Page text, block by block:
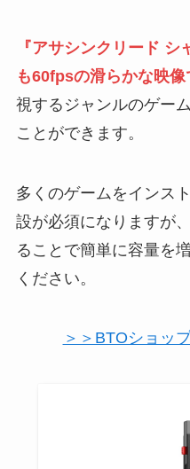
『アサシンクリード
も60fpsの滑らかな映像
視するジャンルのゲー
ことができます。
多くのゲームをインス
設が必須になりますが
ることで簡単に容量を
ください。
＞＞BTOショッ